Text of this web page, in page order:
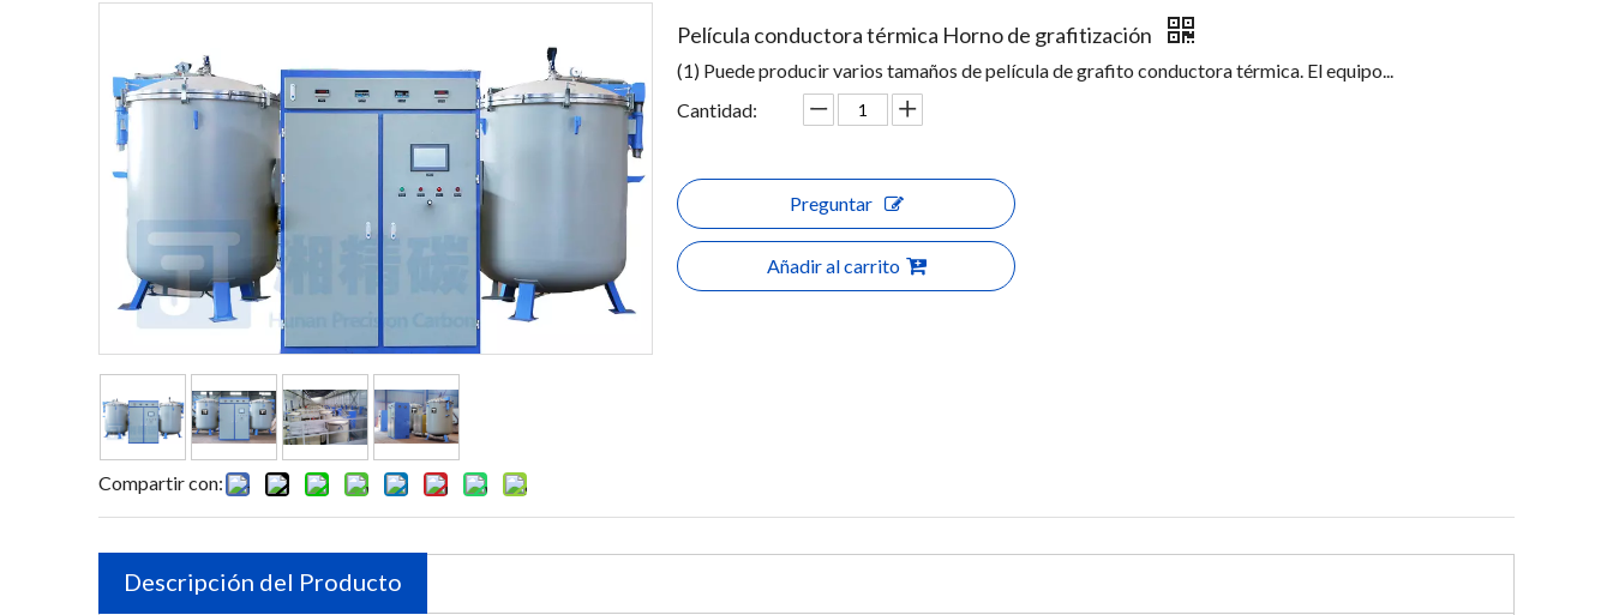
Compartir con:
Película conductora térmica Horno de grafitización
(1) Puede producir varios tamaños de película de grafito conductora térmica. El equipo...
Cantidad:
Preguntar
Añadir al carrito
Descripción del Producto